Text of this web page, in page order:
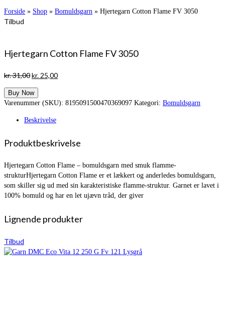
Forside » Shop » Bomuldsgarn » Hjertegarn Cotton Flame FV 3050
Tilbud
Hjertegarn Cotton Flame FV 3050
kr.31,00Den
pris
var:
kr. 25,00Den
er:
Buy Now
Varenummer (SKU): 8195091500470369097 Kategori: Bomuldsgarn
Beskrivelse
Produktbeskrivelse
Hjertegarn Cotton Flame – bomuldsgarn med smuk flamme-
strukturHjertegarn Cotton Flame er et lækkert og anderledes bomuldsgarn,
som skiller sig ud med sin karakteristiske flamme-struktur. Garnet er lavet i
100% bomuld og har en let ujævn tråd, der giver
Lignende produkter
Tilbud